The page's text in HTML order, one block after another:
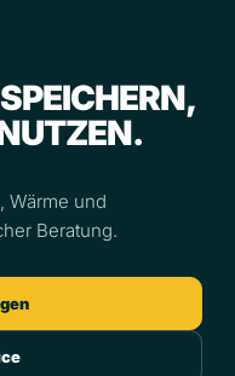
Wärme und
Beratung.